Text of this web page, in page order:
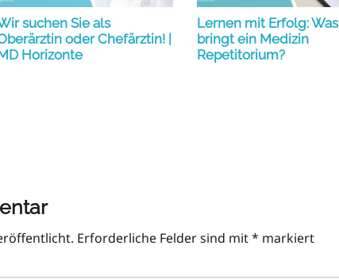
suchen Sie als
oder Chefärztin! |
Horizonte
Lernen mit Erfolg: Was
bringt ein Medizin
Repetitorium?
Erforderliche Felder sind mit* markiert